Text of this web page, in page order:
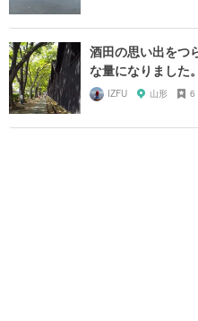
酒田の思い出をつ
な量になりました。
IZFU 山形 6